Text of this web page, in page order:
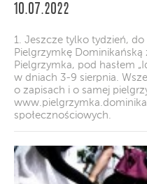
10.07.2022
1. Jeszcze tylko tydzień, do
Pielgrzymkę Dominikańską
Pielgrzymka, pod hasłem
w dniach 3-9 sierpnia.
o zapisach i o samej
społecznościowych.